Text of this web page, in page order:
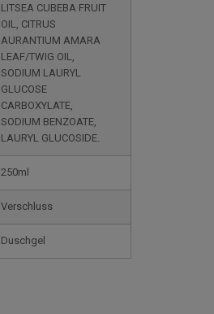
LITSEA CUBEBA FRUIT
OIL, CITRUS
AURANTIUM AMARA
LEAF/TWIG OIL,
SODIUM LAURYL
GLUCOSE
CARBOXYLATE,
SODIUM BENZOATE,
LAURYL GLUCOSIDE.
250ml
Verschluss
Duschgel